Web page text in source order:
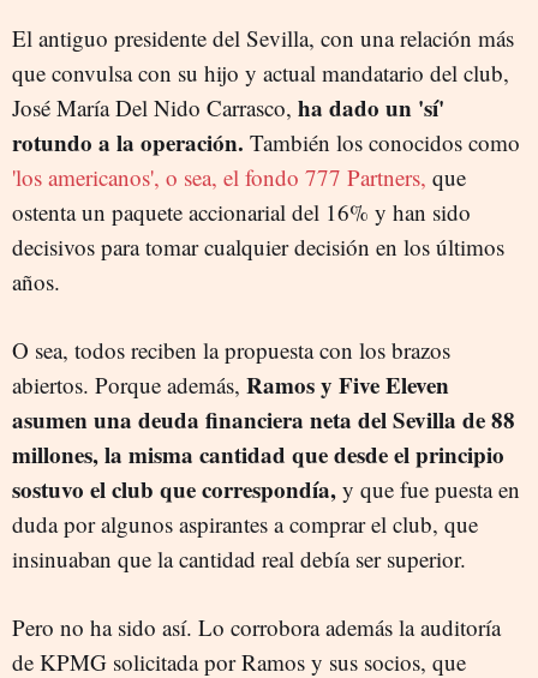
El antiguo presidente del Sevilla, con una relación más
que convulsa con su hijo y actual mandatario del club,
José María Del Nido Carrasco, ha dado un 'sí'
rotundo a la operación. También los conocidos como
'los americanos', o sea, el fondo 777 Partners, que
ostenta un paquete accionarial del 16% y han sido
decisivos para tomar cualquier decisión en los últimos
años.
O sea, todos reciben la propuesta con los brazos
abiertos. Porque además, Ramos y Five Eleven
asumen una deuda financiera neta del Sevilla de 88
millones, la misma cantidad que desde el principio
sostuvo el club que correspondía, y que fue puesta en
duda por algunos aspirantes a comprar el club, que
insinuaban que la cantidad real debía ser superior.
Pero no ha sido así. Lo corrobora además la auditoría
de KPMG solicitada por Ramos y sus socios, que